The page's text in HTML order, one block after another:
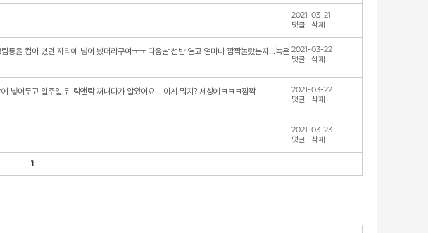
2021-03-21
댓글
삭제
통을 컵이 있던 자리에 넣어 놨더라구여ㅠㅠ 다음날 선반 열고 얼마나 깜짝놀랐는지...녹은 2021-03-22
댓글
삭제
넣어두고 일주일 뒤 락앤락 꺼내다가 알았어요... 이게 뭐지? 세상에ㅋㅋㅋ깜짝
2021-03-22
댓글
삭제
2021-03-23
댓글
삭제
1